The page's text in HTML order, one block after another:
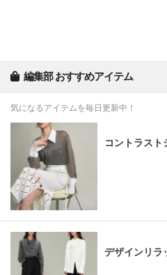
編集部 おすすめアイテム
気になるアイテムを毎日更新中！
コントラスト
デザインリラ